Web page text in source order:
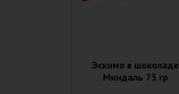
Эскимо в шоколаде
Миндаль 73 гр